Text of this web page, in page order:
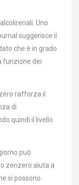
Uno
suggerisce il
che è in grado
funzione dei
rafforza il
di
quindi il livello
può
zenzero aiuta a
si possono